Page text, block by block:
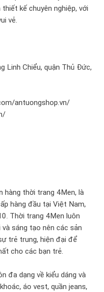
kế chuyên nghiệp, với
vẻ.
Linh Chiểu, quận Thủ Đức,
antuongshop.vn/
hàng thời trang 4Men, là
hàng đầu tại Việt Nam,
Thời trang 4Men luôn
sáng tạo nên các sản
trẻ trung, hiện đại để
cho các bạn trẻ.
đa dạng về kiểu dáng và
áo vest, quần jeans,